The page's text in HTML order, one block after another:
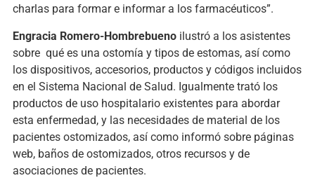
charlas para formar e informar a los farmacéuticos”.
Engracia Romero-Hombrebuenoilustró a los asistentes
sobre qué es una ostomía y tipos de estomas, así como
los dispositivos, accesorios, productos y códigos incluidos
en el Sistema Nacional de Salud. Igualmente trató los
productos de uso hospitalario existentes para abordar
esta enfermedad, y las necesidades de material de los
pacientes ostomizados, así como informó sobre páginas
web, baños de ostomizados, otros recursos y de
asociaciones de pacientes.